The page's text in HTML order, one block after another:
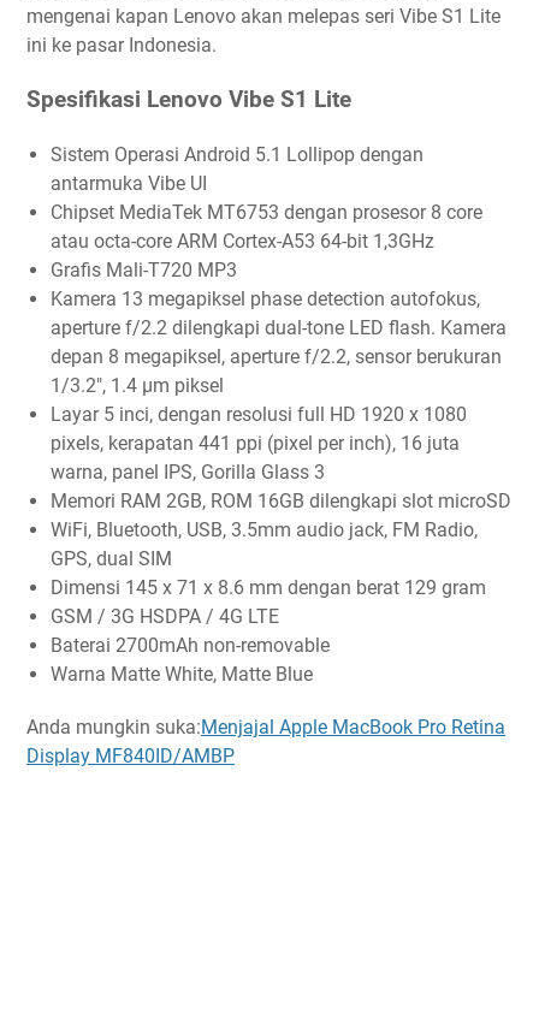
mengenai kapan Lenovo akan melepas seri Vibe S1 Lite
ini ke pasar Indonesia.
Spesifikasi Lenovo Vibe S1 Lite
Sistem Operasi Android 5.1 Lollipop dengan
antarmuka Vibe UI
Chipset MediaTek MT6753 dengan prosesor 8 core
atau octa-core ARM Cortex-A53 64-bit 1,3GHz
Grafis Mali-T720 MP3
Kamera 13 megapiksel phase detection autofokus,
aperture f/2.2 dilengkapi dual-tone LED flash. Kamera
depan 8 megapiksel, aperture f/2.2, sensor berukuran
1/3.2", 1.4 µm piksel
Layar 5 inci, dengan resolusi full HD 1920 x 1080
pixels, kerapatan 441 ppi (pixel per inch), 16 juta
warna, panel IPS, Gorilla Glass 3
Memori RAM 2GB, ROM 16GB dilengkapi slot microSD
WiFi, Bluetooth, USB, 3.5mm audio jack, FM Radio,
GPS, dual SIM
Dimensi 145 x 71 x 8.6 mm dengan berat 129 gram
GSM / 3G HSDPA / 4G LTE
Baterai 2700mAh non-removable
Warna Matte White, Matte Blue
Anda mungkin suka:Menjajal Apple MacBook Pro Retina
Display MF840ID/AMBP